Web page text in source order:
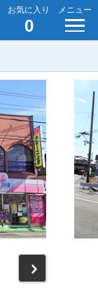
お気に入り
0
メニュー